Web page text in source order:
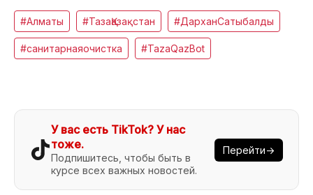
#Алматы #ТазаҚазақстан #ДарханСатыбалды
#санитарнаяочистка #TazaQazBot
У вас есть TikTok? У нас
тоже.
Подпишитесь, чтобы быть в
курсе всех важных новостей.
Перейти→